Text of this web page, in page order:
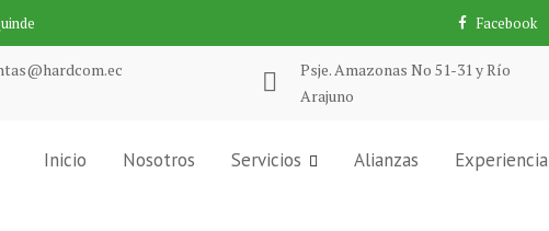
Facebook
Psje. Amazonas No 51-31 y Río
Arajuno
Inicio Nosotros Servicios Alianzas Experiencia